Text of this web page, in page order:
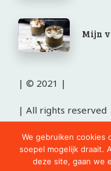
Mijn
| © 2021 |
| All rights reserved
cursus Duits in Weert
We gebruiken cookies
soepel mogelijk draait.
deze site, gaan we